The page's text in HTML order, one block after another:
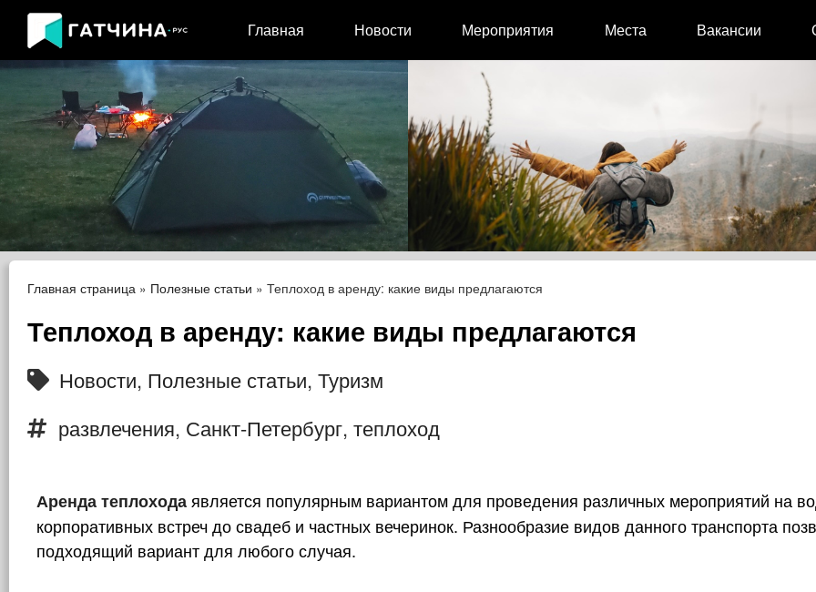
Главная Новости Мероприятия Места Вакансии
Главная страница » Полезные статьи » Теплоход в аренду: какие виды предлагаются
Теплоход в аренду: какие виды предлагаются
Новости, Полезные статьи, Туризм
развлечения, Санкт-Петербург, теплоход
Аренда теплохода является популярным вариантом для проведения различных мероприятий на
корпоративных встреч до свадеб и частных вечеринок. Разнообразие видов данного транспорта
подходящий вариант для любого случая.